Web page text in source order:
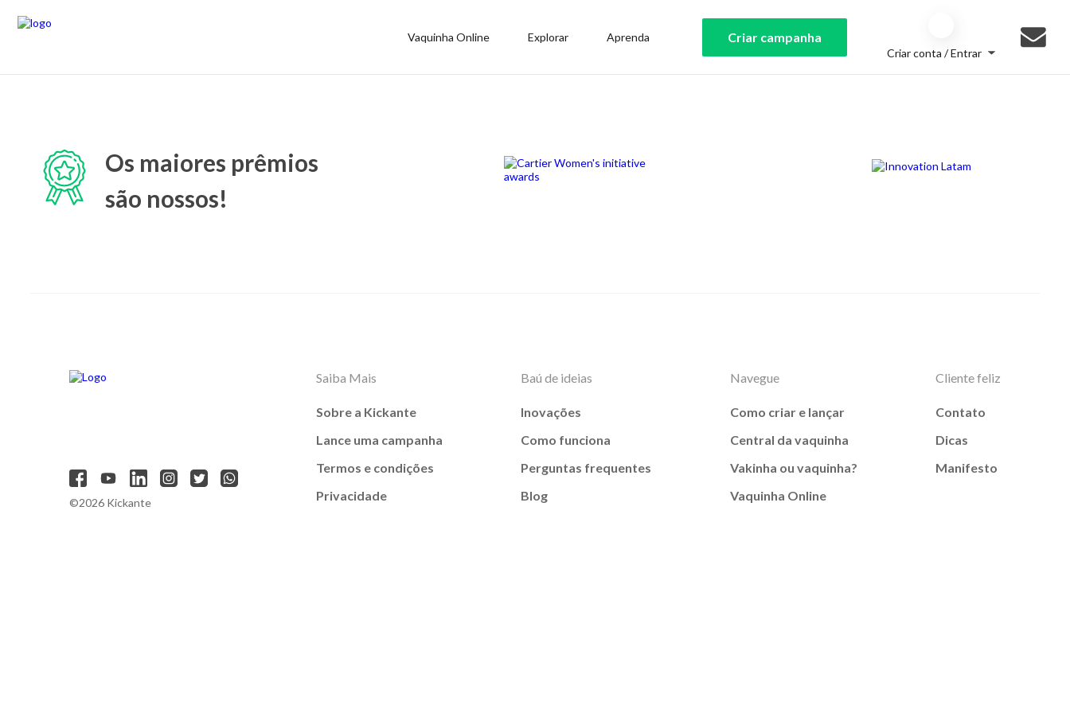
Vaquinha Online Explorar Aprenda Criar campanha
Criar conta / Entrar
Os maiores prêmios
são nossos!
©2026 Kickante
Saiba Mais
Sobre a Kickante
Lance uma campanha
Termos e condições
Privacidade
Baú de ideias
Inovações
Como funciona
Perguntas frequentes
Blog
Navegue
Como criar e lançar
Central da vaquinha
Vakinha ou vaquinha?
Vaquinha Online
Cliente feliz
Contato
Dicas
Manifesto